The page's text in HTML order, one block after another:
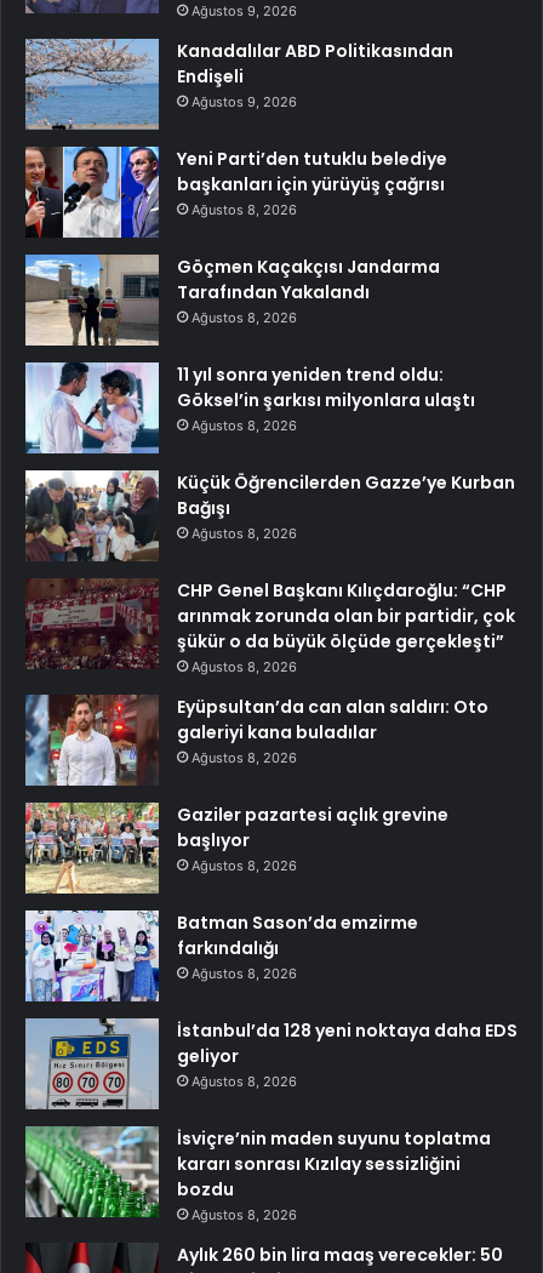
Ağustos 9, 2026
Kanadalılar ABD Politikasından
Endişeli
Ağustos 9, 2026
Yeni Parti’den tutuklu belediye
başkanları için yürüyüş çağrısı
Ağustos 8, 2026
Göçmen Kaçakçısı Jandarma
Tarafından Yakalandı
Ağustos 8, 2026
11 yıl sonra yeniden trend oldu:
Göksel’in şarkısı milyonlara ulaştı
Ağustos 8, 2026
Küçük Öğrencilerden Gazze’ye Kurban
Bağışı
Ağustos 8, 2026
CHP Genel Başkanı Kılıçdaroğlu: “CHP
arınmak zorunda olan bir partidir, çok
şükür o da büyük ölçüde gerçekleşti”
Ağustos 8, 2026
Eyüpsultan’da can alan saldırı: Oto
galeriyi kana buladılar
Ağustos 8, 2026
Gaziler pazartesi açlık grevine
başlıyor
Ağustos 8, 2026
Batman Sason’da emzirme
farkındalığı
Ağustos 8, 2026
İstanbul’da 128 yeni noktaya daha EDS
geliyor
Ağustos 8, 2026
İsviçre’nin maden suyunu toplatma
kararı sonrası Kızılay sessizliğini
bozdu
Ağustos 8, 2026
Aylık 260 bin lira maaş verecekler: 50